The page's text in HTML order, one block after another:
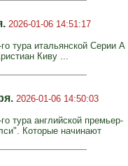
2026-01-06 14:51:17
тура итальянской Серии А
Киву ...
2026-01-06 14:50:03
тура английской премьер-
Которые начинают